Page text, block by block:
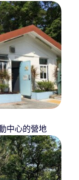
中心的營地